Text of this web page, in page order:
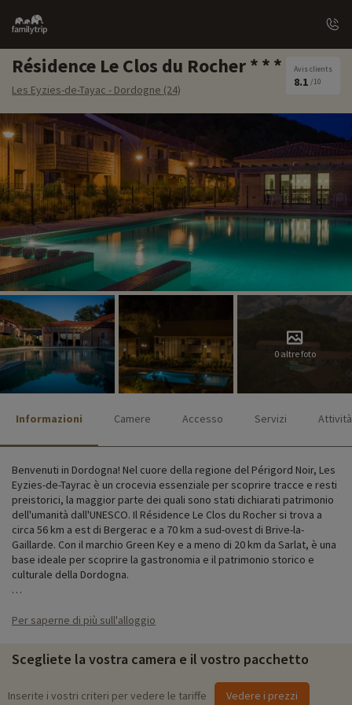
Family
trip
Résidence Le Clos du Rocher
Les Eyzies-de-Tayac - Dordogne (24)
Avis clients
8.1 /10
0 altre foto
Informazioni Camere Accesso Servizi Attività
Benvenuti in Dordogna! Nel cuore della regione del Périgord Noir, Les
Eyzies-de-Tayrac è un crocevia essenziale per scoprire tracce e resti
preistorici, la maggior parte dei quali sono stati dichiarati patrimonio
dell'umanità dall'UNESCO. Il Résidence Le Clos du Rocher si trova a
circa 56 km a est di Bergerac e a 70 km a sud-ovest di Brive-la-
Gaillarde. Con il marchio Green Key e a meno di 20 km da Sarlat, è una
base ideale per scoprire la gastronomia e il patrimonio storico e
culturale della Dordogna.
2 a 6 posti letto, vi sentirete come in un bozzolo! Per le vostre
vacanze con il bambino, non dimenticate di prenotare il baby pack!
Per saperne di più sull'alloggio
Scegliete la vostra camera e il vostro pacchetto
Inserite i vostri criteri per vedere le tariffe Vedere i prezzi